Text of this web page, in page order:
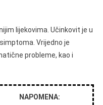
lijekovima. Učinkovit je u
Vrijedno je
probleme, kao i
NAPOMENA: